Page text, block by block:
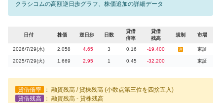
クラシコムの高額逆日歩グラフ、株価追加の詳細データ
日付 株価 逆日歩 日数
貸借
倍率
貸借
残高
規制 市場
2026/7/29(水) 2,058 4.65 3 0.16 -19,400 注 東証
2025/7/29(火) 1,669 2.95 1 0.45 -32,200 東証
貸借倍率
： 融資残高 / 貸株残高 (小数点第三位を四捨五入)
貸借残高
： 融資残高 - 貸株残高